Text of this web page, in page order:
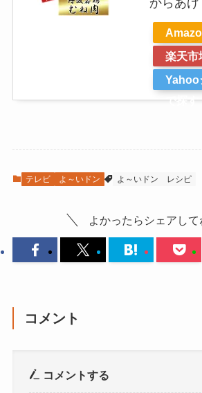
楽天市
Yahoo
で探す
テレビ よ～いドン よ～いドン レシピ
よかったらシェアして
コメント
コメントする